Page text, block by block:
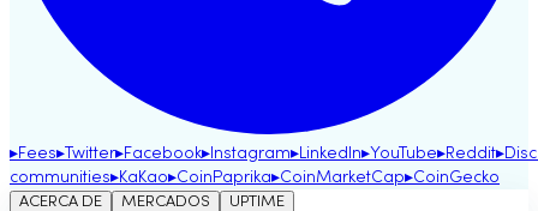
▸Fees▸ Twitter▸Facebook▸ Instagram▸LinkedIn▸YouTube▸Reddit▸
communities▸KaKao▸CoinPaprika▸CoinMarketCap▸CoinGecko
ACERCA DE
MERCADOS UPTIME